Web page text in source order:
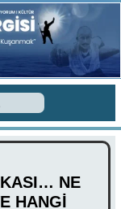
NE
HANGİ